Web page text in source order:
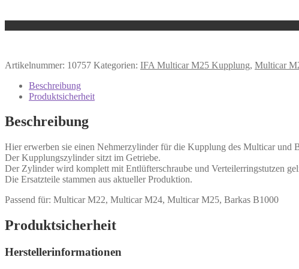
Artikelnummer: 10757 Kategorien: IFA Multicar M25 Kupplung, Multicar
Beschreibung
Produktsicherheit
Beschreibung
Hier erwerben sie einen Nehmerzylinder für die Kupplung des Multicar und
Der Kupplungszylinder sitzt im Getriebe.
Der Zylinder wird komplett mit Entlüfterschraube und Verteilerringstutzen
Die Ersatzteile stammen aus aktueller Produktion.
Passend für: Multicar M22, Multicar M24, Multicar M25, Barkas B1000
Produktsicherheit
Herstellerinformationen